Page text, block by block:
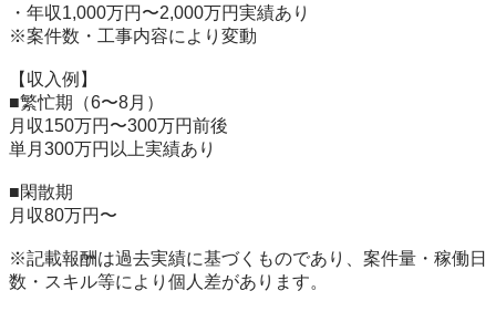
・年収1,000万円〜2,000万円実績あり
※案件数・工事内容により変動
【収入例】
■繁忙期（6〜8月）
月収150万円〜300万円前後
単月300万円以上実績あり
■閑散期
月収80万円〜
※記載報酬は過去実績に基づくものであり、案件量・稼働日
数・スキル等により個人差があります。